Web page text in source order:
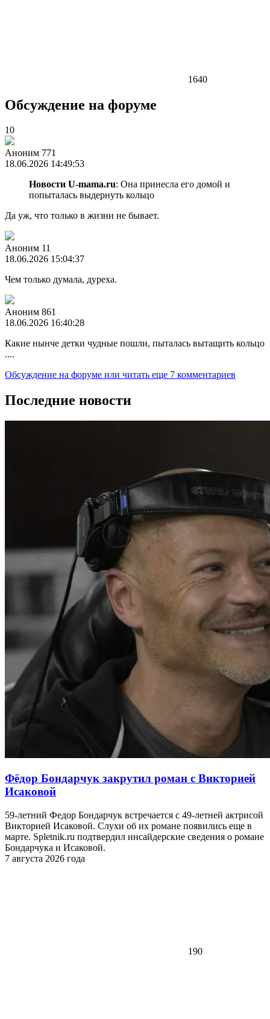
1640
Обсуждение на форуме
10
Аноним 771
18.06.2026 14:49:53
Новости U-mama.ru: Она принесла его домой и
попыталась выдернуть кольцо
Да уж, что только в жизни не бывает.
Аноним 11
18.06.2026 15:04:37
Чем только думала, дуреха.
Аноним 861
18.06.2026 16:40:28
Какие нынче детки чудные пошли, пыталась вытащить кольцо
....
Обсуждение на форуме или читать еще 7 комментариев
Последние новости
Фёдор Бондарчук закрутил роман с Викторией
Исаковой
59-летний Федор Бондарчук встречается с 49-летней актрисой
Викторией Исаковой. Слухи об их романе появились еще в
марте. Spletnik.ru подтвердил инсайдерские сведения о романе
Бондарчука и Исаковой.
7 августа 2026 года
190